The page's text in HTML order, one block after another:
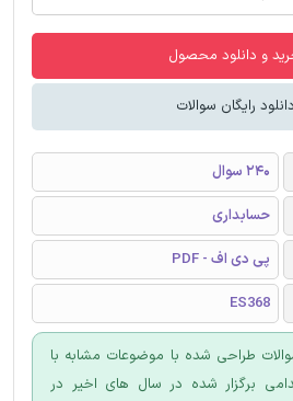
و دانلود محصول
دانلود رایگان سوالات
240 سوال
حسابداری
پی دی اف - PDF
ES368
طراحی شده با موضوعات مشابه با
برگزار شده در سال های اخیر در